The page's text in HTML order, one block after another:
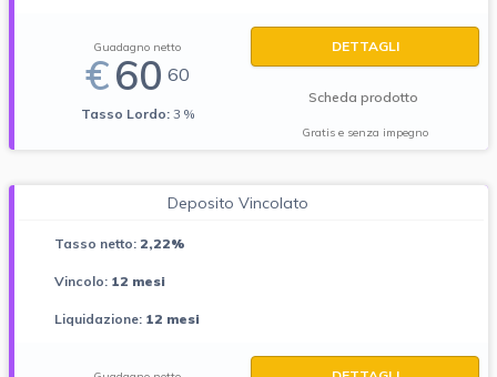
Guadagno netto
€60 60
Tasso Lordo: 3 %
DETTAGLI
Scheda prodotto
Gratis e senza impegno
Deposito Vincolato
Tasso netto: 2,22%
Vincolo: 12 mesi
Liquidazione: 12 mesi